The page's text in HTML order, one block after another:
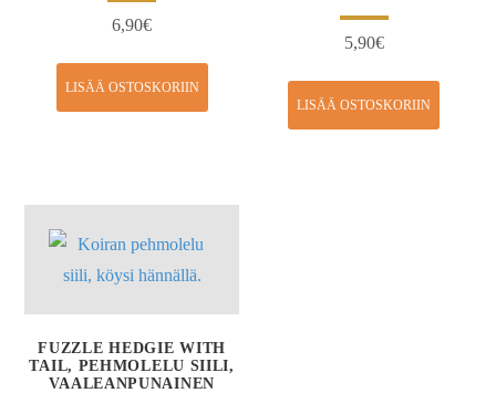
6,90€
LISÄÄ OSTOSKORIIN
5,90€
LISÄÄ OSTOSKORIIN
FUZZLE HEDGIE WITH
TAIL, PEHMOLELU SIILI,
VAALEANPUNAINEN